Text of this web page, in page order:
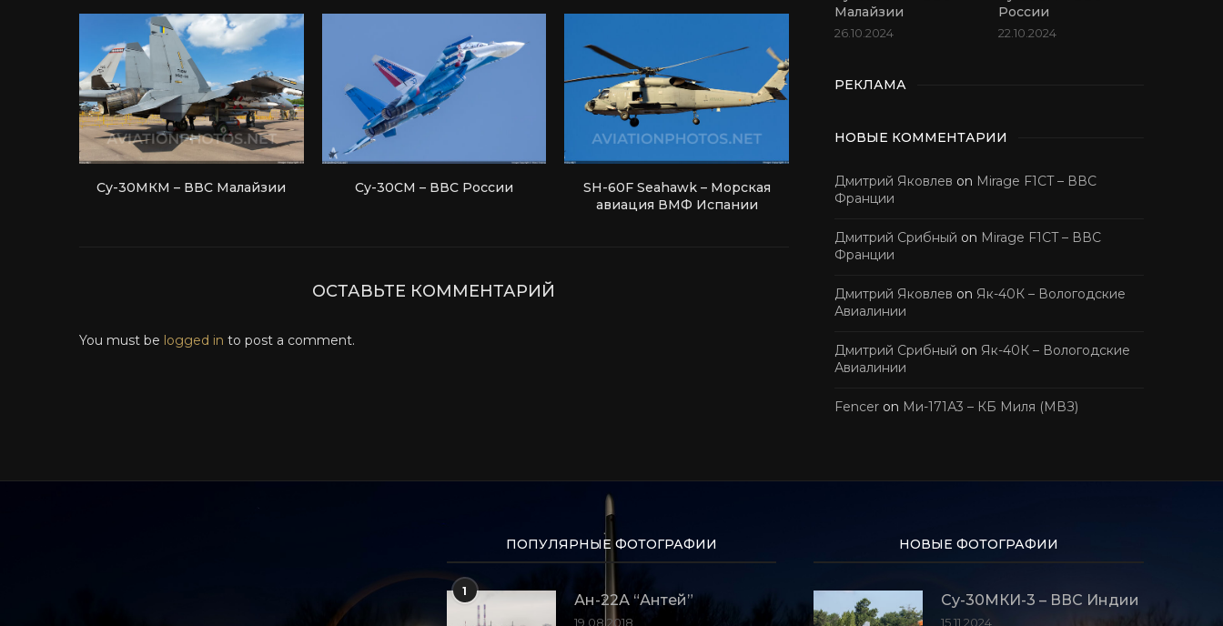
Су-30МКМ – ВВС Малайзии Су-30СМ – ВВС России
SH-60F Seahawk – Морская
авиация ВМФ Испании
ОСТАВЬТЕ КОММЕНТАРИЙ
You must be logged in to post a comment.
Малайзии
26.10.2024
России
22.10.2024
РЕКЛАМА
НОВЫЕ КОММЕНТАРИИ
Дмитрий Яковлев on Mirage F1CT – ВВС
Франции
Дмитрий Срибный on Mirage F1CT – ВВС
Франции
Дмитрий Яковлев on Як-40К – Вологодские
Авиалинии
Дмитрий Срибный on Як-40К – Вологодские
Авиалинии
Fencer on Ми-171А3 – КБ Миля (МВЗ)
ПОПУЛЯРНЫЕ ФОТОГРАФИИ
1
Ан-22А “Антей”
19.08.2018
НОВЫЕ ФОТОГРАФИИ
Су-30МКИ-3 – ВВС Индии
15.11.2024